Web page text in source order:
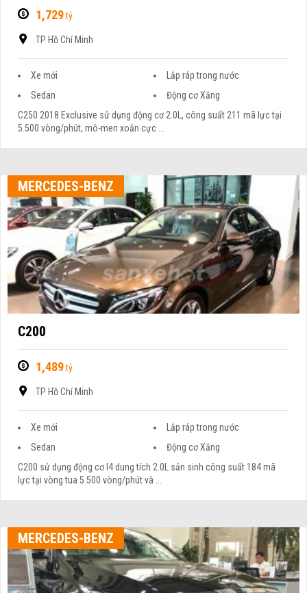
1,729tỷ
TP Hồ Chí Minh
Xe mới
Lắp ráp trong nước
Sedan
Động cơ Xăng
C250 2018 Exclusive sử dụng động cơ 2.0L, công suất 211 mã lực tại
5.500 vòng/phút, mô-men xoắn cực ...
MERCEDES-BENZ
C200
1,489tỷ
TP Hồ Chí Minh
Xe mới
Lắp ráp trong nước
Sedan
Động cơ Xăng
C200 sử dụng động cơ I4 dung tích 2.0L sản sinh công suất 184 mã
lực tại vòng tua 5.500 vòng/phút và ...
MERCEDES-BENZ